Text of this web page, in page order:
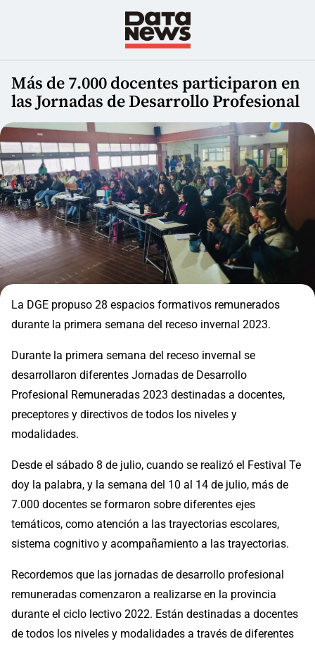
Más de 7.000 docentes participaron en
las Jornadas de Desarrollo Profesional
La DGE propuso 28 espacios formativos remunerados
durante la primera semana del receso invernal 2023.
Durante la primera semana del receso invernal se
desarrollaron diferentes Jornadas de Desarrollo
Profesional Remuneradas 2023 destinadas a docentes,
preceptores y directivos de todos los niveles y
modalidades.
Desde el sábado 8 de julio, cuando se realizó el Festival Te
doy la palabra, y la semana del 10 al 14 de julio, más de
7.000 docentes se formaron sobre diferentes ejes
temáticos, como atención a las trayectorias escolares,
sistema cognitivo y acompañamiento a las trayectorias.
Recordemos que las jornadas de desarrollo profesional
remuneradas comenzaron a realizarse en la provincia
durante el ciclo lectivo 2022. Están destinadas a docentes
de todos los niveles y modalidades a través de diferentes